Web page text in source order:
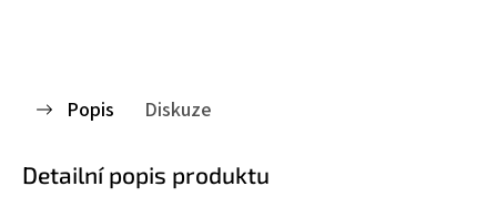
Popis Diskuze
Detailní popis produktu